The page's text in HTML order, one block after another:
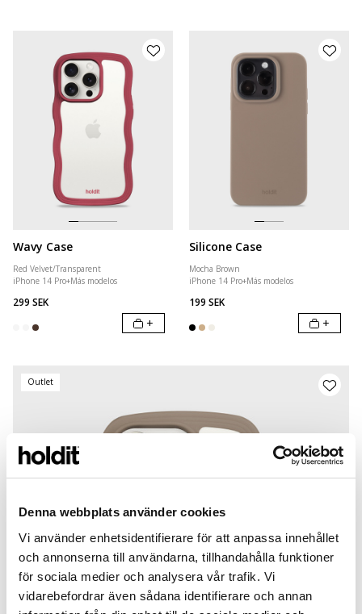
Denna webbplats använder cookies
Vi använder enhetsidentifierare för att anpassa innehållet
och annonserna till användarna, tillhandahålla funktioner
för sociala medier och analysera vår trafik. Vi
vidarebefordrar även sådana identifierare och annan
Wavy Case
Red Velvet/Transparent
iPhone 14 Pro+Más modelos
299 SEK
+
Silicone Case
Mocha Brown
iPhone 14 Pro+Más modelos
199 SEK
+
Outlet